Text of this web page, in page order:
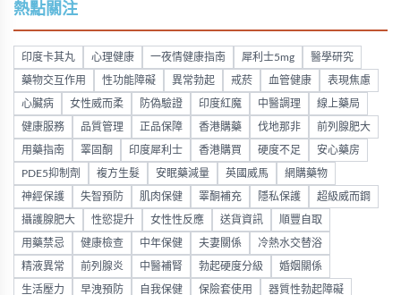
熱點關注
印度卡其丸 心理健康 一夜情健康指南 犀利士5mg 醫學研究
藥物交互作用 性功能障礙 異常勃起 戒菸 血管健康 表現焦慮
心臟病 女性威而柔 防偽驗證 印度紅魔 中醫調理 線上藥局
健康服務 品質管理 正品保障 香港購藥 伐地那非 前列腺肥大
用藥指南 睪固酮 印度犀利士 香港購買 硬度不足 安心藥房
PDE5抑制劑 複方生髮 安眠藥減量 英國威馬 網購藥物
神經保護 失智預防 肌肉保健 睪酮補充 隱私保護 超級威而鋼
攝護腺肥大 性慾提升 女性性反應 送貨資訊 順豐自取
用藥禁忌 健康檢查 中年保健 夫妻關係 冷熱水交替浴
精液異常 前列腺炎 中醫補腎 勃起硬度分級 婚姻關係
生活壓力 早洩預防 自我保健 保險套使用 器質性勃起障礙